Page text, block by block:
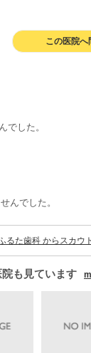
この医院へ
でした。
んでした。
るた歯科 からスカウ
も見ています